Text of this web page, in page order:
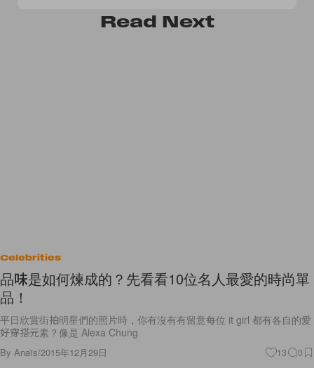
Read Next
Celebrities
品味是如何煉成的？先看看10位名人最愛的時尚單
品！
平日欣賞街拍明星們的照片時，你有沒有有留意每位 it girl 都有各自的愛
好穿搭元素？像是 Alexa Chung
By Anaïs/2015年12月29日 13 0